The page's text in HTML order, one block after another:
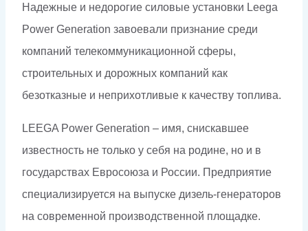
Надежные и недорогие силовые установки Leega
Power Generation завоевали признание среди
компаний телекоммуникационной сферы,
строительных и дорожных компаний как
безотказные и неприхотливые к качеству топлива.
LEEGA Power Generation – имя, снискавшее
известность не только у себя на родине, но и в
государствах Евросоюза и России. Предприятие
специализируется на выпуске дизель-генераторов
на современной производственной площадке.